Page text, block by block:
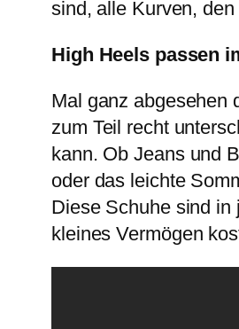
sind, alle Kurven,
High Heels passen
Mal ganz abgesehen
zum Teil recht
kann. Ob Jeans und
oder das leichte
Diese Schuhe sind in
kleines Vermögen